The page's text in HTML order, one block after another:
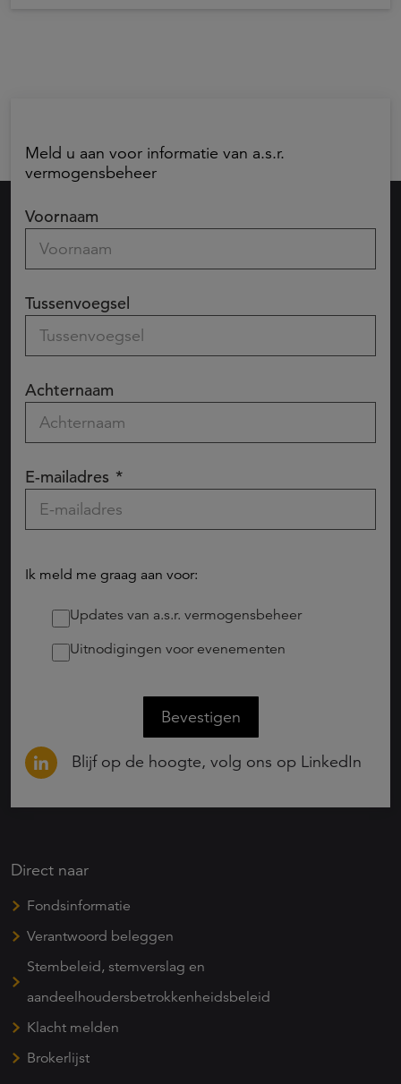
Meld u aan voor informatie van a.s.r.
vermogensbeheer
Voornaam
Tussenvoegsel
Achternaam
E-mailadres
Ik meld me graag aan voor:
Updates van a.s.r. vermogensbeheer
Uitnodigingen voor evenementen
Bevestigen
Blijf op de hoogte, volg ons op LinkedIn
Direct naar
Fondsinformatie
Verantwoord beleggen
Stembeleid, stemverslag en
aandeelhoudersbetrokkenheidsbeleid
Klacht melden
Brokerlijst